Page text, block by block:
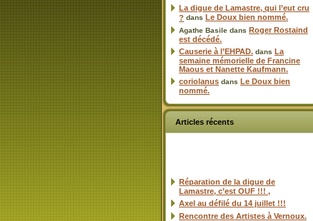
La digue de Lamastre, qui l’eut cru
? dans Le Doux bien nommé.
Agathe Basile dans Roger Rostaind
est décédé.
Causerie à l’EHPAD. dans La
semaine mémorielle de Francine
Maous et Nanette Kaufmann.
coriolanus dans Le Doux bien
nommé.
Articles récents
Réparation de la digue de
Lamastre, c’est OUF !!! ,
Axel au défilé du 14 juillet !!!
Rencontre des Artistes à Vernoux.